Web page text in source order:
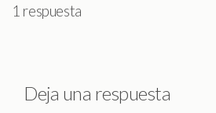
1 respuesta
Deja una respuesta